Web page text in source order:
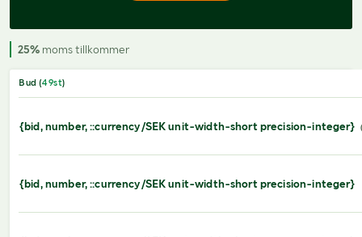
25% moms tillkommer
Bud (49st)
{bid, number, ::currency/SEK unit-width-short precision-integer}
{bid, number, ::currency/SEK unit-width-short precision-integer}